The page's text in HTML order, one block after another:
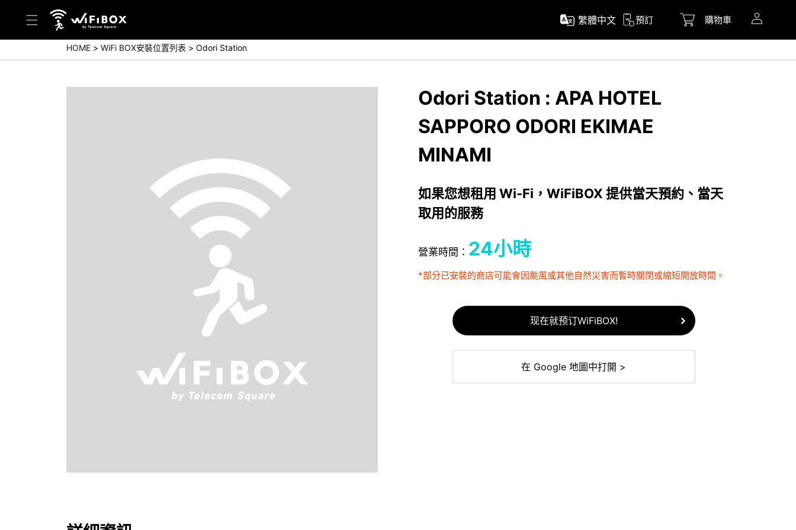
幫助／詢問
幫助中心(日本語)
繁體中文 預訂 購物車
HOME WiFi BOX安裝位置列表 Odori Station
Odori Station : APA HOTEL
SAPPORO ODORI EKIMAE
MINAMI
如果您想租用 Wi-Fi，WiFiBOX 提供當天預約、當天
取用的服務
營業時間： 24小時
*部分已安裝的商店可能會因颱風或其他自然災害而暫時關閉或縮短開放時間。
现在就预订WiFiBOX!
在 Google 地圖中打開 >